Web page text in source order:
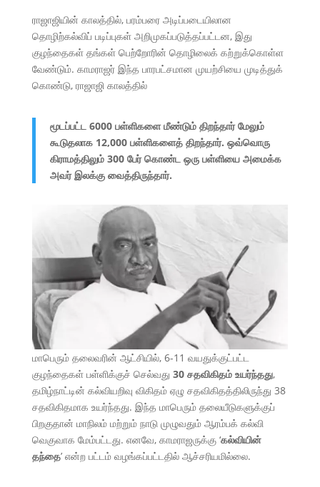
ராஜாஜியின் காலத்தில், பரம்பரை அடிப்படையிலான
தொழிற்கல்விப் படிப்புகள் அறிமுகப்படுத்தப்பட்டன, இது
குழந்தைகள் தங்கள் பெற்றோரின் தொழிலைக் கற்றுக்கொள்ள
வேண்டும். காமராஜர் இந்த பாரபட்சமான முயற்சியை முடித்துக்
கொண்டு, ராஜாஜி காலத்தில்
மூடப்பட்ட 6000 பள்ளிகளை மீண்டும் திறந்தார் மேலும்
கூடுதலாக 12,000 பள்ளிகளைத் திறந்தார். ஒவ்வொரு
கிராமத்திலும் 300 பேர் கொண்ட ஒரு பள்ளியை அமைக்க
அவர் இலக்கு வைத்திருந்தார்.
மாபெரும் தலைவரின் ஆட்சியில், 6-11 வயதுக்குட்பட்ட
குழந்தைகள் பள்ளிக்குச் செல்வது 30 சதவிகிதம் உயர்ந்தது,
தமிழ்நாட்டின் கல்வியறிவு விகிதம் ஏழு சதவிகிதத்திலிருந்து 38
சதவிகிதமாக உயர்ந்தது. இந்த மாபெரும் தலையீடுகளுக்குப்
பிறகுதான் மாநிலம் மற்றும் நாடு முழுவதும் ஆரம்பக் கல்வி
வெகுவாக மேம்பட்டது. எனவே, காமராஜருக்கு ‘கல்வியின்
தந்தை’ என்ற பட்டம் வழங்கப்பட்டதில் ஆச்சரியமில்லை.